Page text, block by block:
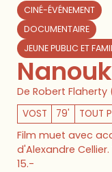
CINÉ-ÉVÉNEMENT
DOCUMENTAIRE
JEUNE PUBLIC ET
De Robert Flaherty
VOST 79' TOUT
Film muet avec
d'Alexandre
15.-